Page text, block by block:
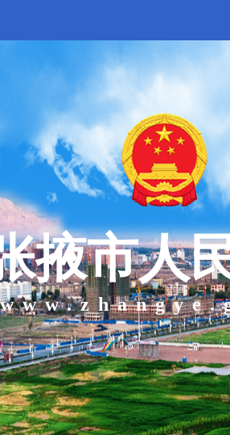
掖市人